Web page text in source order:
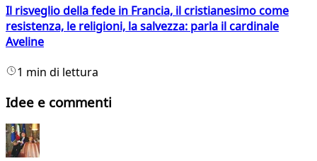
Il risveglio della fede in Francia, il cristianesimo come
resistenza, le religioni, la salvezza: parla il cardinale
Aveline
1 min di lettura
Idee e commenti